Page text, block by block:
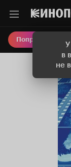
в
не
Попробовать